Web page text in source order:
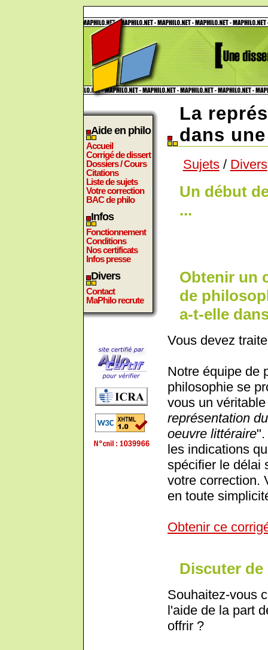
Aide en philo
Accueil
Corrigé de dissert
Dossiers / Cours
Citations
Liste de sujets
Votre correction
BAC de philo
Infos
Fonctionnement
Conditions
Nos certificats
Infos presse
Divers
Contact
MaPhilo recrute
La
dans
Sujets/ Divers
Un début
...
Obtenir un
de
a-t-elle
Vous devez
Notre équipe de
philosophie se
vous un
représentation
oeuvre littéraire
les indications
spécifier le délai
votre correction.
en toute
Obtenir ce
Discuter de
Souhaitez-vous
l'aide de la part
offrir ?